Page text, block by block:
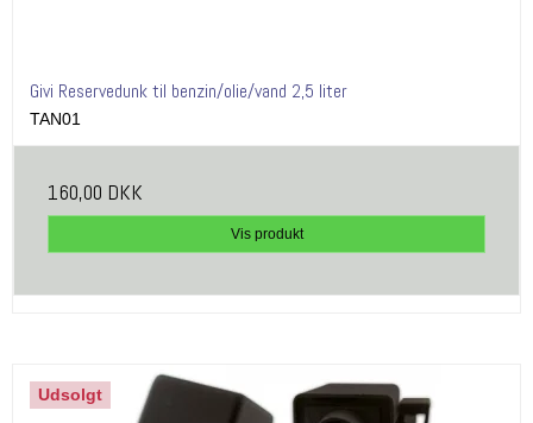
Givi Reservedunk til benzin/olie/vand 2,5 liter
TAN01
160,00 DKK
Vis produkt
Udsolgt